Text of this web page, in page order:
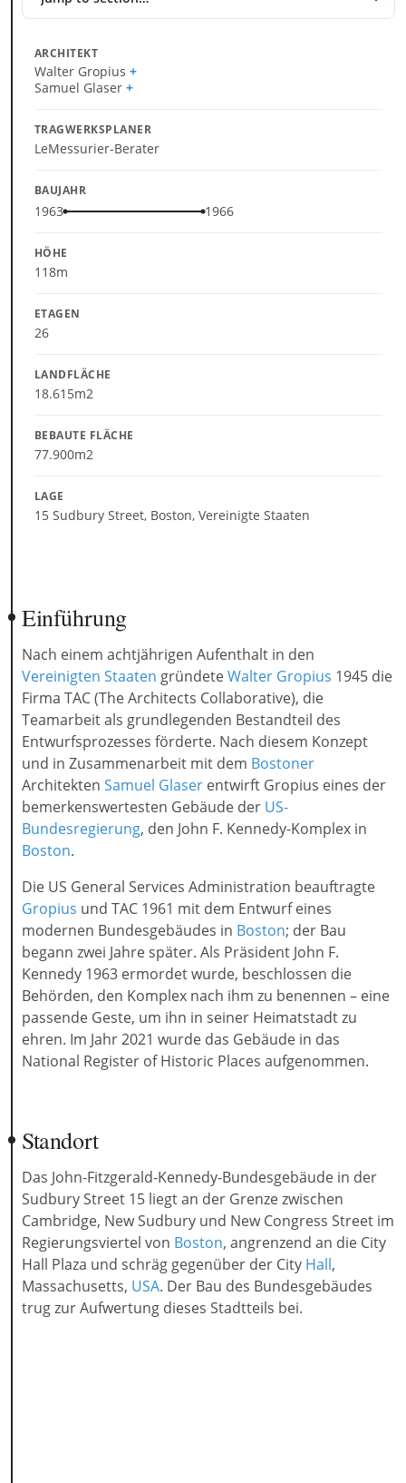
section
ARCHITEKT
Walter Gropius
Samuel Glaser
TRAGWERKSPLANER
LeMessurier-Berater
BAUJAHR
1963 1966
HÖHE
118m
ETAGEN
26
LANDFLÄCHE
18.615m2
BEBAUTE FLÄCHE
77.900m2
LAGE
15 Sudbury Street, Boston, Vereinigte Staaten
Einführung
Nach einem achtjährigen Aufenthalt in den
Vereinigten Staaten gründeteWalter Gropius 1945 die
Firma TAC (The Architects Collaborative), die
Teamarbeit als grundlegenden Bestandteil des
Entwurfsprozesses förderte. Nach diesem Konzept
und in Zusammenarbeit mit dem Bostoner
Architekten Samuel Glaser entwirft Gropius eines der
bemerkenswertesten Gebäude der US-
Bundesregierung, den John F. Kennedy-Komplex in
Boston.
Die US General Services Administration beauftragte
Gropius und TAC 1961 mit dem Entwurf eines
modernen Bundesgebäudes in Boston; der Bau
begann zwei Jahre später. Als Präsident John F.
Kennedy 1963 ermordet wurde, beschlossen die
Behörden, den Komplex nach ihm zu benennen – eine
passende Geste, um ihn in seiner Heimatstadt zu
ehren. Im Jahr 2021 wurde das Gebäude in das
National Register of Historic Places aufgenommen.
Standort
Das John-Fitzgerald-Kennedy-Bundesgebäude in der
Sudbury Street 15 liegt an der Grenze zwischen
Cambridge, New Sudbury und New Congress Street im
Regierungsviertel von Boston, angrenzend an die City
Hall Plaza und schräg gegenüber der City Hall,
Massachusetts, USA. Der Bau des Bundesgebäudes
trug zur Aufwertung dieses Stadtteils bei.